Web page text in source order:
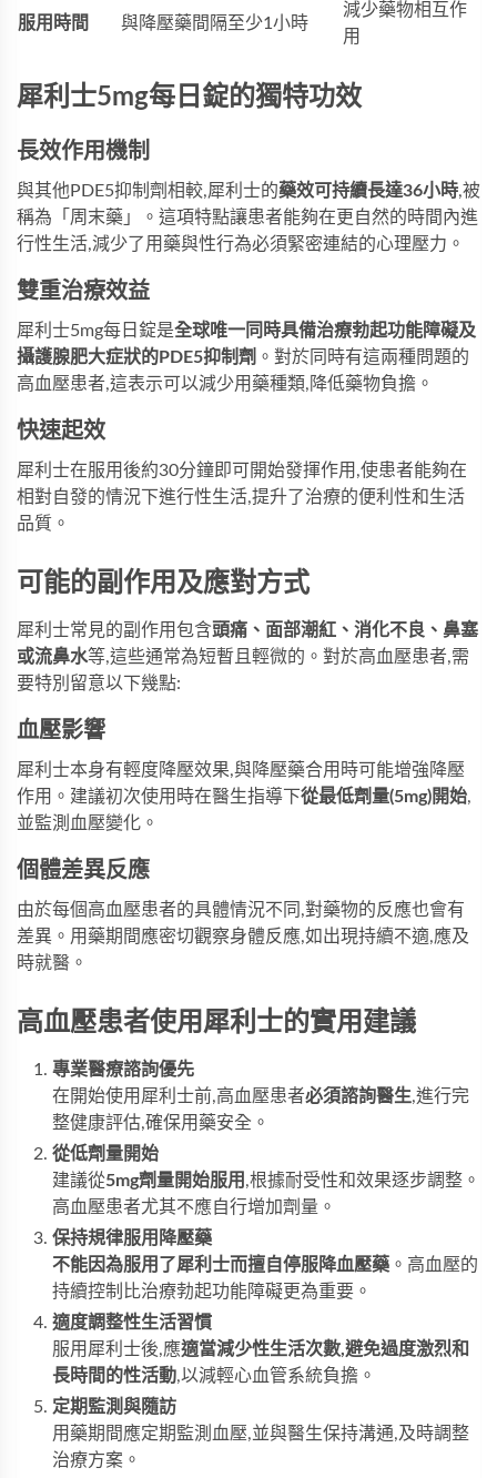
服用時間 與降壓藥間隔至少1小時
減少藥物相互作
用
犀利士5mg每日錠的獨特功效
長效作用機制
與其他PDE5抑制劑相較,犀利士的藥效可持續長達36小時,被
稱為「周末藥」。這項特點讓患者能夠在更自然的時間內進
行性生活,減少了用藥與性行為必須緊密連結的心理壓力。
雙重治療效益
犀利士5mg每日錠是全球唯一同時具備治療勃起功能障礙及
攝護腺肥大症狀的PDE5抑制劑 。對於同時有這兩種問題的
高血壓患者,這表示可以減少用藥種類,降低藥物負擔。
快速起效
犀利士在服用後約30分鐘即可開始發揮作用,使患者能夠在
相對自發的情況下進行性生活,提升了治療的便利性和生活
品質。
可能的副作用及應對方式
犀利士常見的副作用包含頭痛、面部潮紅、消化不良、鼻塞
或流鼻水等,這些通常為短暫且輕微的。對於高血壓患者,需
要特別留意以下幾點:
血壓影響
犀利士本身有輕度降壓效果,與降壓藥合用時可能增強降壓
作用。建議初次使用時在醫生指導下從最低劑量(5mg)開始,
並監測血壓變化。
個體差異反應
由於每個高血壓患者的具體情況不同,對藥物的反應也會有
差異。用藥期間應密切觀察身體反應,如出現持續不適,應及
時就醫。
高血壓患者使用犀利士的實用建議
專業醫療諮詢優先
在開始使用犀利士前,高血壓患者必須諮詢醫生,進行完
整健康評估,確保用藥安全。
從低劑量開始
建議從5mg劑量開始服用 ,根據耐受性和效果逐步調整。
高血壓患者尤其不應自行增加劑量。
保持規律服用降壓藥
不能因為服用了犀利士而擅自停服降血壓藥 。高血壓的
持續控制比治療勃起功能障礙更為重要。
適度調整性生活習慣
服用犀利士後,應適當減少性生活次數,避免過度激烈和
長時間的性活動,以減輕心血管系統負擔。
定期監測與隨訪
用藥期間應定期監測血壓,並與醫生保持溝通,及時調整
治療方案。